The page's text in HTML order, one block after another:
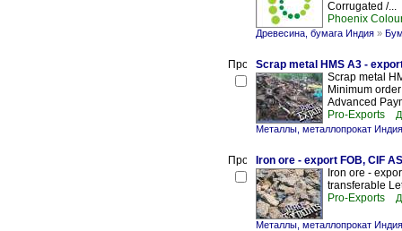
Corrugated /...
Phoenix
Древесина, бумага Индия »
Scrap metal HMS A3 -
Scrap metal
Minimum
Advanced
Pro-Exports
Металлы, металлопрокат Индия
Iron ore - export FOB, CIF
Iron ore -
transferable
Pro-Exports
Металлы, металлопрокат Индия